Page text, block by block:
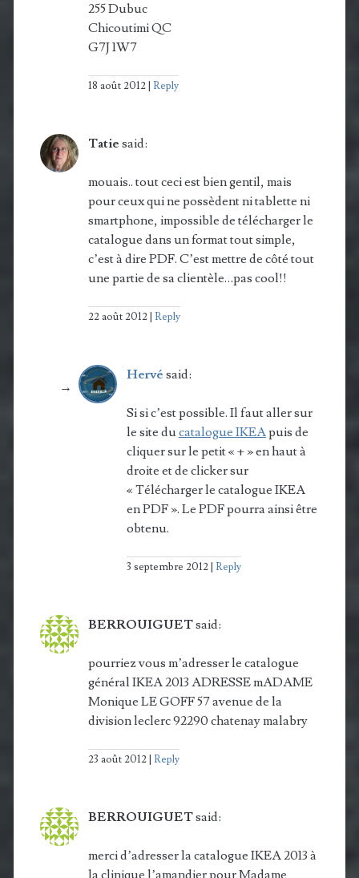
255 Dubuc
Chicoutimi QC
G7J 1W7
18 août 2012 Reply
Tatie said:
mouais.. tout ceci est bien gentil, mais
pour ceux qui ne possèdent ni tablette ni
smartphone, impossible de télécharger le
catalogue dans un format tout simple,
c’est à dire PDF. C’est mettre de côté tout
une partie de sa clientèle…pas cool!!
22 août 2012 Reply
Hervé said:
Si si c’est possible. Il faut aller sur
le site ducatalogue IKEApuis de
cliquer sur le petit « + » en haut à
droite et de clicker sur
« Télécharger le catalogue IKEA
en PDF ». Le PDF pourra ainsi être
obtenu.
3 septembre 2012 Reply
BERROUIGUETsaid:
pourriez vous m’adresser le catalogue
général IKEA 2013 ADRESSE mADAME
Monique LE GOFF 57 avenue de la
division leclerc 92290 chatenay malabry
23 août 2012 Reply
BERROUIGUETsaid:
merci d’adresser la catalogue IKEA 2013 à